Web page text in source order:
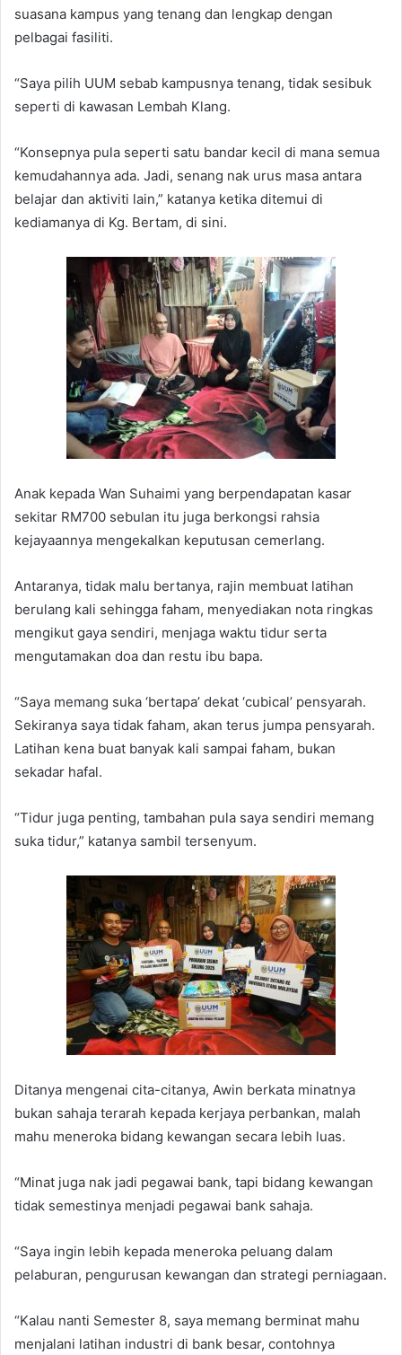
suasana kampus yang tenang dan lengkap dengan
pelbagai fasiliti.
“Saya pilih UUM sebab kampusnya tenang, tidak sesibuk
seperti di kawasan Lembah Klang.
“Konsepnya pula seperti satu bandar kecil di mana semua
kemudahannya ada. Jadi, senang nak urus masa antara
belajar dan aktiviti lain,” katanya ketika ditemui di
kediamanya di Kg. Bertam, di sini.
Anak kepada Wan Suhaimi yang berpendapatan kasar
sekitar RM700 sebulan itu juga berkongsi rahsia
kejayaannya mengekalkan keputusan cemerlang.
Antaranya, tidak malu bertanya, rajin membuat latihan
berulang kali sehingga faham, menyediakan nota ringkas
mengikut gaya sendiri, menjaga waktu tidur serta
mengutamakan doa dan restu ibu bapa.
“Saya memang suka ‘bertapa’ dekat ‘cubical’ pensyarah.
Sekiranya saya tidak faham, akan terus jumpa pensyarah.
Latihan kena buat banyak kali sampai faham, bukan
sekadar hafal.
“Tidur juga penting, tambahan pula saya sendiri memang
suka tidur,” katanya sambil tersenyum.
Ditanya mengenai cita-citanya, Awin berkata minatnya
bukan sahaja terarah kepada kerjaya perbankan, malah
mahu meneroka bidang kewangan secara lebih luas.
“Minat juga nak jadi pegawai bank, tapi bidang kewangan
tidak semestinya menjadi pegawai bank sahaja.
“Saya ingin lebih kepada meneroka peluang dalam
pelaburan, pengurusan kewangan dan strategi perniagaan.
“Kalau nanti Semester 8, saya memang berminat mahu
menjalani latihan industri di bank besar, contohnya